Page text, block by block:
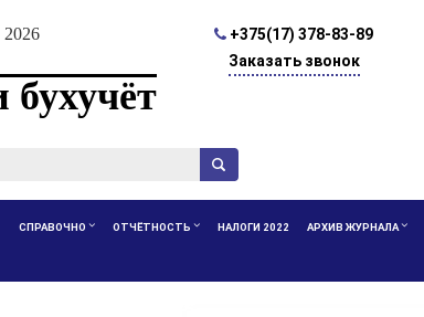
2026
+375(17) 378-83-89
Заказать звонок
СПРАВОЧНО ОТЧЁТНОСТЬ НАЛОГИ 2022 АРХИВ ЖУРНАЛА